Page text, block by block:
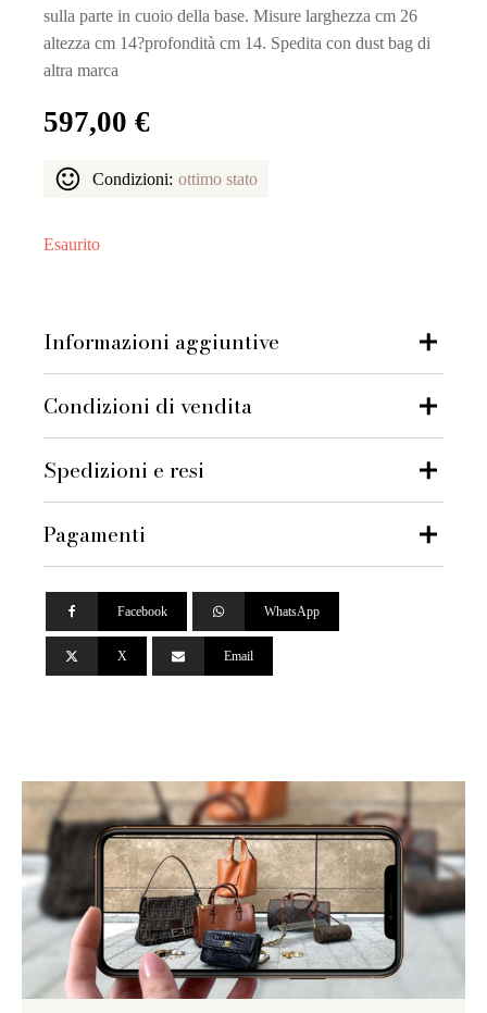
sulla parte in cuoio della base. Misure larghezza cm 26
altezza cm 14?profondità cm 14. Spedita con dust bag di
altra marca
597,00 €
Condizioni: ottimo stato
Esaurito
Informazioni aggiuntive
Condizioni di vendita
Spedizioni e resi
Pagamenti
X
Facebook
Email
WhatsApp